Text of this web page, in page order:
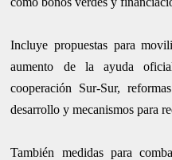
Incluye propuestas para
aumento de la ayuda
cooperación Sur-Sur,
desarrollo y mecanismos para
También medidas para